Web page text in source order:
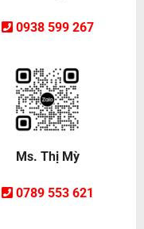
0938 599 267
Ms. Thị Mỳ
0789 553 621